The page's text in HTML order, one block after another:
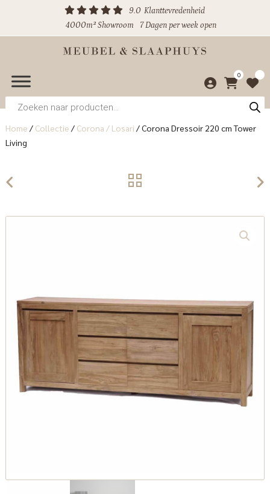
9.0 Klanttevredenheid
4000m² Showroom
7 Dagen per week open
0
Producten
zoeken
Home / Collectie / Corona / Losari /Corona Dressoir 220 cm Tower
Living